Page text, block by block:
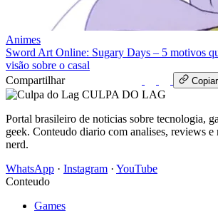
Animes
Sword Art Online: Sugary Days – 5 motivos
visão sobre o casal
Compartilhar
CULPA DO LAG
Portal brasileiro de noticias sobre tecnologia,
geek. Conteudo diario com analises, reviews
nerd.
WhatsApp · Instagram · YouTube
Conteudo
Games